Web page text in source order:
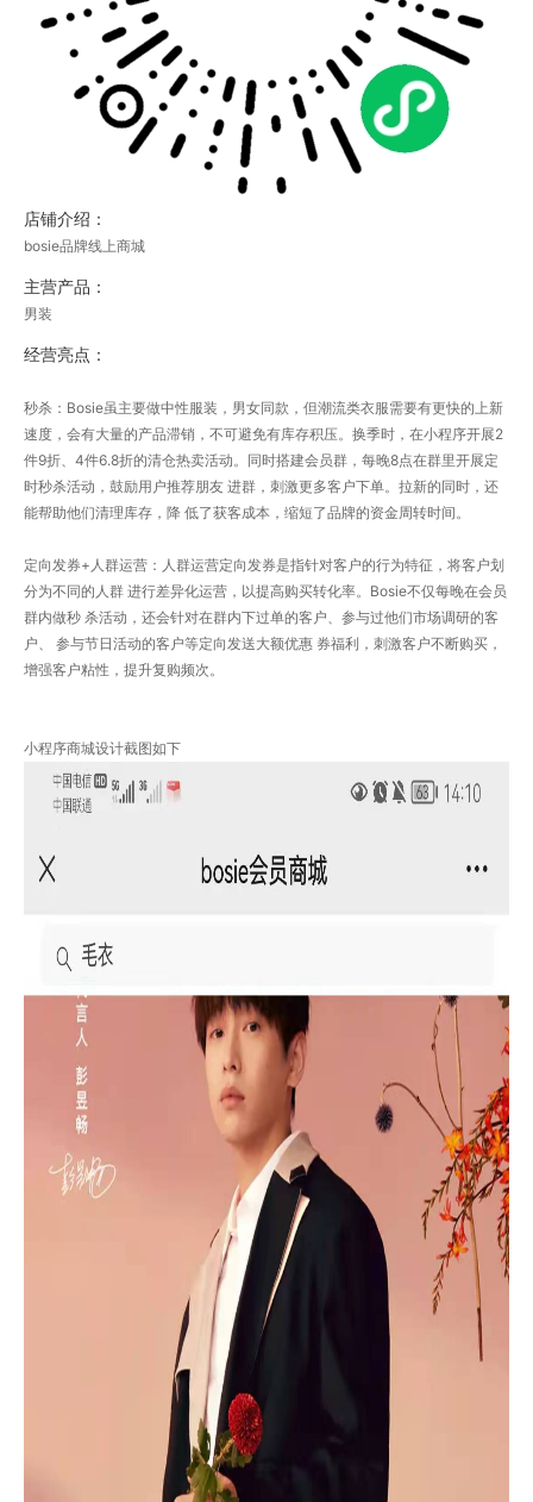
店铺介绍：
bosie品牌线上商城
主营产品：
男装
经营亮点：
秒杀：Bosie虽主要做中性服装，男女同款，但潮流类衣服需要有更快的上新
速度，会有大量的产品滞销，不可避免有库存积压。换季时，在小程序开展2
件9折、4件6.8折的清仓热卖活动。同时搭建会员群，每晚8点在群里开展定
时秒杀活动，鼓励用户推荐朋友 进群，刺激更多客户下单。拉新的同时，还
能帮助他们清理库存，降 低了获客成本，缩短了品牌的资金周转时间。
定向发券+人群运营：人群运营定向发券是指针对客户的行为特征，将客户划
分为不同的人群 进行差异化运营，以提高购买转化率。Bosie不仅每晚在会员
群内做秒 杀活动，还会针对在群内下过单的客户、参与过他们市场调研的客
户、 参与节日活动的客户等定向发送大额优惠 券福利，刺激客户不断购买，
增强客户粘性，提升复购频次。
小程序商城设计截图如下